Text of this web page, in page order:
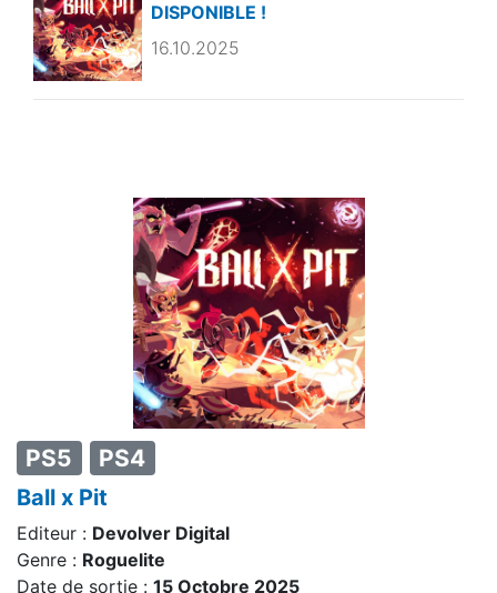
PS5 PS4
Ball x Pit
Editeur : Devolver Digital
Genre : Roguelite
Date de sortie : 15 Octobre 2025
DISPONIBLE !
16.10.2025